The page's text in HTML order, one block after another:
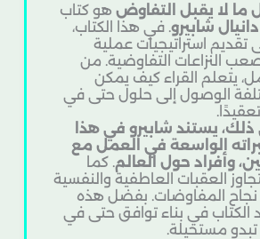
ما لا يقبل التفاوضهو كتاب
دانيال شابيرو. في هذا الكتاب،
تقديم استراتيجيات عملية
النزاعات التفاوضية. من
يتعلم القراء كيف يمكن
الوصول إلى حلول حتى في
تعقيدًا.
ذلك، يستند شابيرو في هذا
الواسعة في العمل مع
وأفراد حول العالم. كما
العقبات العاطفية والنفسية
نجاح المفاوضات. بفضل هذه
الكتاب في بناء توافق حتى في
تبدو مستحيلة.